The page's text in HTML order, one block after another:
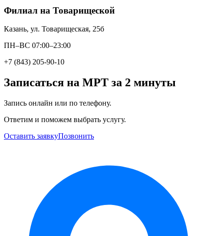
Филиал на Товарищеской
Казань, ул. Товарищеская, 25б
ПН–ВС 07:00–23:00
+7 (843) 205-90-10
Записаться на МРТ за 2 минуты
Запись онлайн или по телефону.
Ответим и поможем выбрать услугу.
Оставить заявкуПозвонить